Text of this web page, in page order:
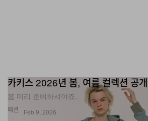
패션
카키스 2026년 봄, 여름 컬렉션 공개
봄 미리 준비하셔야죠.
Feb 9, 2026